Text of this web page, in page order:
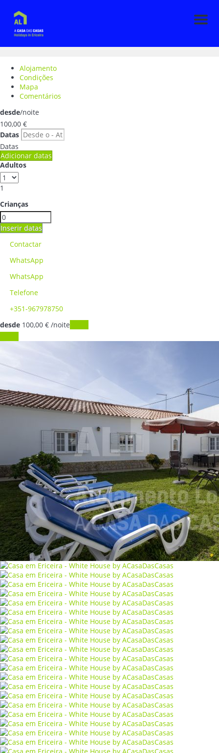
Menú
Alojamento
Condições
Mapa
Comentários
desde/noite
100,00 €
Datas
Datas
Adicionar datas
Adultos
1
Crianças
Inserir datas
Contactar
WhatsApp
WhatsApp
Telefone
+351-967978750
desde 100,00 € /noite